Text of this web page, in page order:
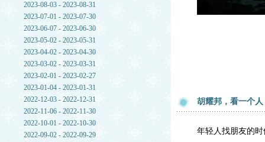
2023-08-03 - 2023-08-31
2023-07-01 - 2023-07-30
2023-06-07 - 2023-06-30
2023-05-02 - 2023-05-31
2023-04-02 - 2023-04-30
2023-03-02 - 2023-03-31
2023-02-01 - 2023-02-27
2023-01-04 - 2023-01-31
2022-12-03 - 2022-12-31
2022-11-06 - 2022-11-30
2022-10-01 - 2022-10-30
2022-09-02 - 2022-09-29
胡耀邦，看一个
年轻人找朋友的